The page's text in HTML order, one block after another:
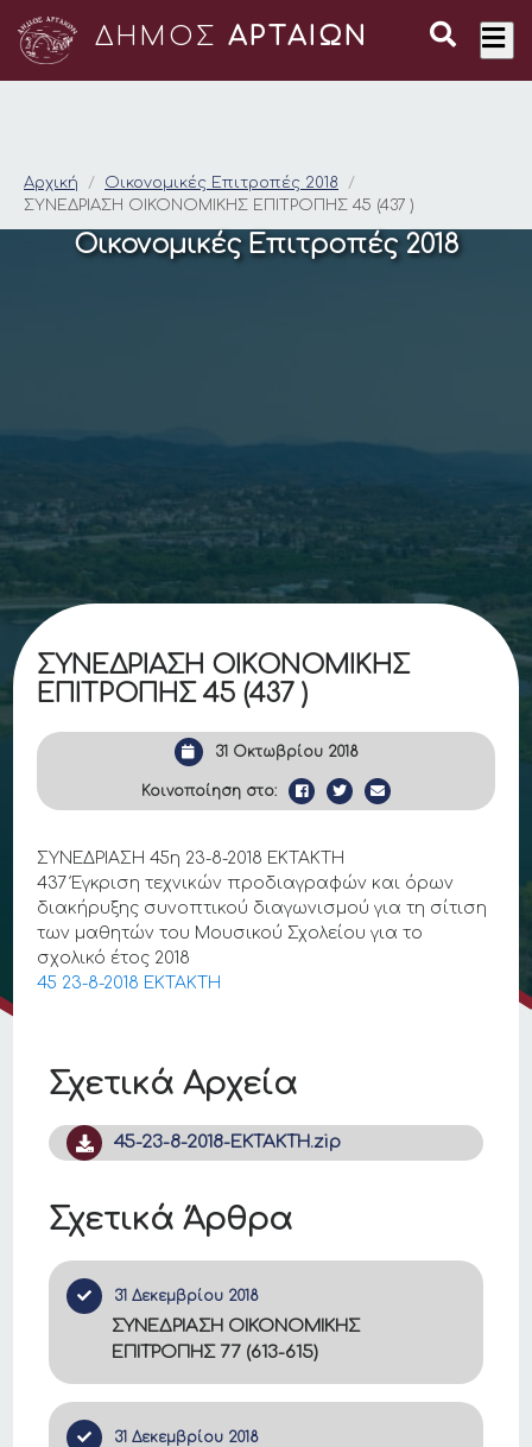
ΔΗΜΟΣ ΑΡΤΑΙΩΝ
ΣΥΝΕΔΡΙΑΣΗ
Αρχική
Οικονομικές Επιτροπές 2018
ΣΥΝΕΔΡΙΑΣΗ ΟΙΚΟΝΟΜΙΚΗΣ ΕΠΙΤΡΟΠΗΣ 45 (437 )
Οικονομικές Επιτροπές 2018
Σχετικά Αρχεία
45-23-8-2018-ΕΚΤΑΚΤΗ.zip
Σχετικά Άρθρα
31 Δεκεμβρίου 2018
ΣΥΝΕΔΡΙΑΣΗ ΟΙΚΟΝΟΜΙΚΗΣ
ΕΠΙΤΡΟΠΗΣ 77 (613-615)
31 Δεκεμβρίου 2018
ΣΥΝΕΔΡΙΑΣΗ ΟΙΚΟΝΟΜΙΚΗΣ
ΕΠΙΤΡΟΠΗΣ 45 (437 )
31 Οκτωβρίου 2018
Κοινοποίηση στο:
ΣΥΝΕΔΡΙΑΣΗ 45η 23-8-2018 ΕΚΤΑΚΤΗ
437 Έγκριση τεχνικών προδιαγραφών και όρων
διακήρυξης συνοπτικού διαγωνισμού για τη σίτιση
των μαθητών του Μουσικού Σχολείου για το
σχολικό έτος 2018
45 23-8-2018 ΕΚΤΑΚΤΗ